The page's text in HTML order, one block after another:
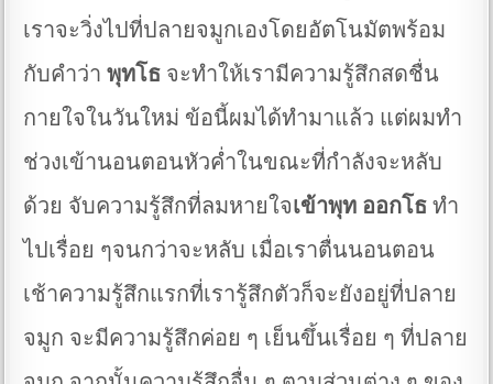
เราจะวิ่งไปที่ปลายจมูกเองโดยอัตโนมัตพร้อม
กับคำว่าพุทโธ จะทำให้เรามีความรู้สึกสดชื่น
กายใจในวันใหม่ ข้อนี้ผมได้ทำมาแล้ว แต่ผมทำ
ช่วงเข้านอนตอนหัวค่ำในขณะที่กำลังจะหลับ
ด้วย จับความรู้สึกที่ลมหายใจเข้าพุท ออกโธ ทำ
ไปเรื่อย ๆจนกว่าจะหลับ เมื่อเราตื่นนอนตอน
เช้าความรู้สึกแรกที่เรารู้สึกตัวก็จะยังอยู่ที่ปลาย
จมูก จะมีความรู้สึกค่อย ๆ เย็นขึ้นเรื่อย ๆ ที่ปลาย